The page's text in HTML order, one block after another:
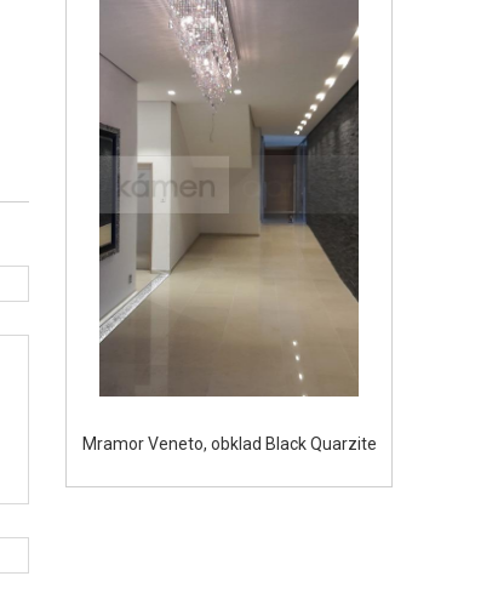
Mramor Veneto, obklad Black Quarzite